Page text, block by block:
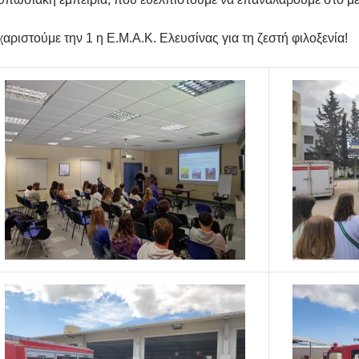
την 1 η Ε.Μ.Α.Κ. Ελευσίνας για τη ζεστή φιλοξενία!